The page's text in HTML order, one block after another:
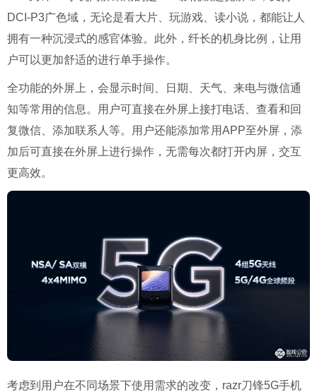
DCI-P3广色域，无论是看大片、玩游戏、读小说，都能让人
拥有一种沉浸式的感官体验。此外，纤长的机身比例，让用
户可以更加舒适的进行单手操作。
全功能的外屏上，会显示时间、日期、天气、来电与微信通
知等常用的信息。用户可直接在外屏上接打电话、查看和回
复微信、添加联系人等。用户还能添加常用APP至外屏，添
加后可直接在外屏上进行操作，无需每次都打开内屏，交互
更高效。
考虑到用户在不同场景下使用需求的改变，razr刀锋5G手机